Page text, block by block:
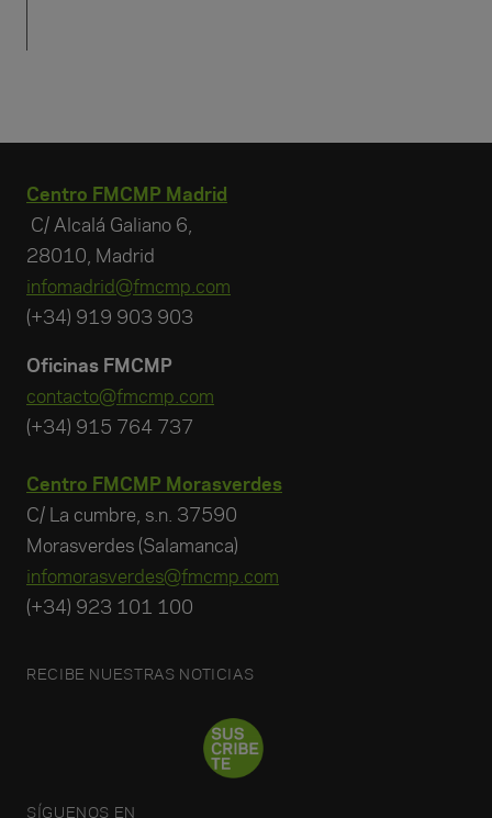
Centro FMCMP Madrid
C/ Alcalá Galiano 6,
28010, Madrid
infomadrid@fmcmp.com
(+34) 919 903 903
Oficinas FMCMP
contacto@fmcmp.com
(+34) 915 764 737
Centro FMCMP Morasverdes
C/ La cumbre, s.n. 37590
Morasverdes (Salamanca)
infomorasverdes@fmcmp.com
(+34) 923 101 100
RECIBE NUESTRAS NOTICIAS
SÍGUENOS EN